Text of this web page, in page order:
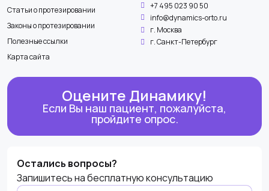
Статьи о протезировании
Законы о протезировании
Полезные ссылки
Карта сайта
+7 495 023 90 50
info@dynamics-orto.ru
г. Москва
г. Санкт-Петербург
Оцените Динамику!
Если Вы наш пациент, пожалуйста,
пройдите опрос.
это поле
пустым.
Остались вопросы?
Запишитесь на бесплатную консультацию